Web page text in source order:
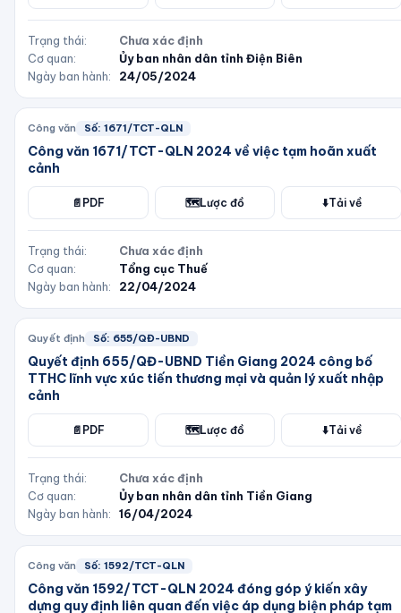
Trạng thái:
Chưa xác định
Cơ quan:
Ủy ban nhân dân tỉnh Điện Biên
Ngày ban hành:
24/05/2024
Công văn Số: 1671/TCT-QLN
Công văn 1671/TCT-QLN 2024 về việc tạm hoãn xuất
cảnh
📄 PDF 🗺️Lược đồ ⬇️Tải về
Trạng thái:
Chưa xác định
Cơ quan:
Tổng cục Thuế
Ngày ban hành:
22/04/2024
Quyết định Số: 655/QĐ-UBND
Quyết định 655/QĐ-UBND Tiền Giang 2024 công bố
TTHC lĩnh vực xúc tiến thương mại và quản lý xuất nhập
cảnh
📄 PDF 🗺️Lược đồ ⬇️Tải về
Trạng thái:
Chưa xác định
Cơ quan:
Ủy ban nhân dân tỉnh Tiền Giang
Ngày ban hành:
16/04/2024
Công văn Số: 1592/TCT-QLN
Công văn 1592/TCT-QLN 2024 đóng góp ý kiến xây
dựng quy định liên quan đến việc áp dụng biện pháp tạm